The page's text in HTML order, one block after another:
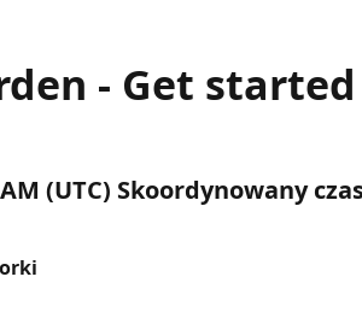
- Get
(UTC) Skoordynowany